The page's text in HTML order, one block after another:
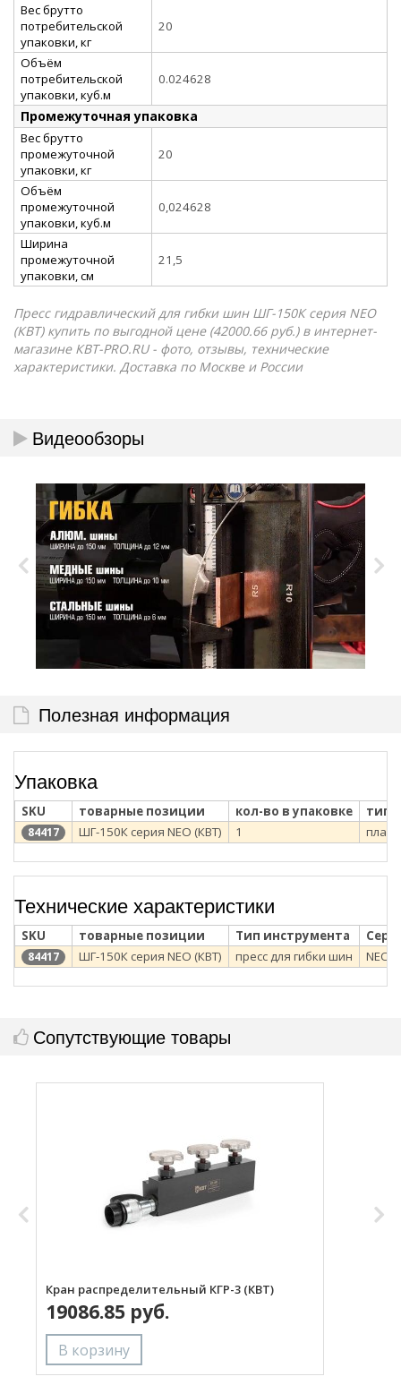
Вес брутто
потребительской
упаковки, кг
20
Объём
потребительской
упаковки, куб.м
0.024628
Промежуточная упаковка
Вес брутто
промежуточной
упаковки, кг
20
Объём
промежуточной
упаковки, куб.м
0,024628
Ширина
промежуточной
упаковки, см
21,5
Пресс гидравлический для гибки шин ШГ-150К серия NEO
(КВТ) купить по выгодной цене (42000.66 руб.) в интернет-
магазине КВТ-PRO.RU - фото, отзывы, технические
характеристики. Доставка по Москве и России
Видеообзоры
Полезная информация
Упаковка
SKU товарные позиции кол-во в упаковке тип
84417 ШГ-150К серия NEO (КВТ) 1
Технические характеристики
SKU товарные позиции Тип инструмента
84417 ШГ-150К серия NEO (КВТ) пресс для гибки шин NEO
Сопутствующие товары
Кран распределительный КГР-3 (КВТ)
19086.85 руб.